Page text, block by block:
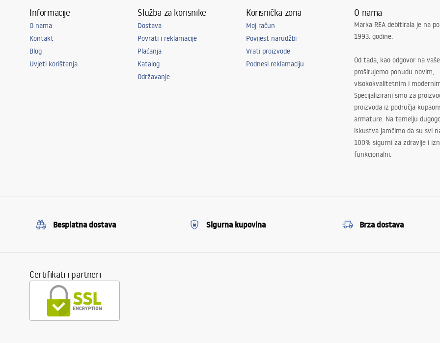
Informacije
O nama
Kontakt
Blog
Uvjeti korištenja
Služba za korisnike
Dostava
Povrati i reklamacije
Plaćanja
Katalog
Održavanje
Korisnička zona
Moj račun
Povijest narudžbi
Vrati proizvode
Podnesi reklamaciju
O nama
Marka REA debitirala je na
1993. godine.
Od tada, kao odgovor na
proširujemo ponudu novim,
visokokvalitetnim i
Specijalizirani smo za
proizvoda iz područja
armature. Na temelju
iskustva jamčimo da su svi
100% sigurni za zdravlje i
funkcionalni.
Besplatna dostava Sigurna kupovina Brza dostava
Certifikati i partneri